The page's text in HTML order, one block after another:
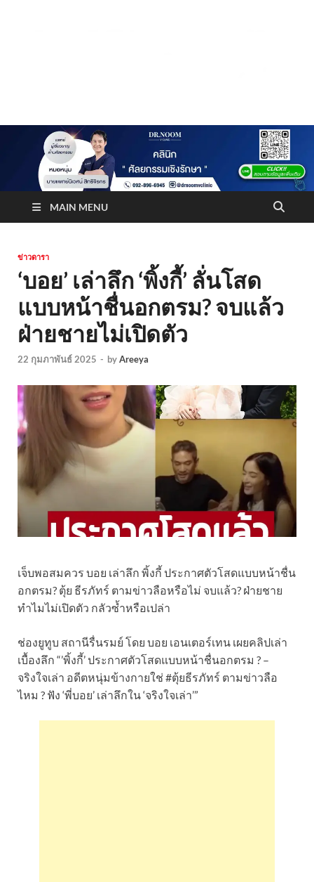
Truststoreonline
MAIN MENU
ข่าวดารา
‘บอย’ เล่าลึก ‘พิ้งกี้’ ลั่นโสด
แบบหน้าชื่นอกตรม? จบแล้ว
ฝ่ายชายไม่เปิดตัว
22 กุมภาพันธ์ 2025 - byAreeya
เจ็บพอสมควร บอย เล่าลึก พิ้งกี้ ประกาศตัวโสดแบบหน้าชื่น
อกตรม? ตุ้ย ธีรภัทร์ ตามข่าวลือหรือไม่ จบแล้ว? ฝ่ายชาย
ทำไมไม่เปิดตัว กลัวซ้ำหรือเปล่า
ช่องยูทูบ สถานีรื่นรมย์ โดย บอย เอนเตอร์เทน เผยคลิปเล่า
เบื้องลึก “’พิ้งกี้’ ประกาศตัวโสดแบบหน้าชื่นอกตรม ? –
จริงใจเล่า อดีตหนุ่มข้างกายใช่ #ตุ้ยธีรภัทร์ ตามข่าวลือ
ไหม ? ฟัง ‘พี่บอย’ เล่าลึกใน ‘จริงใจเล่า’”